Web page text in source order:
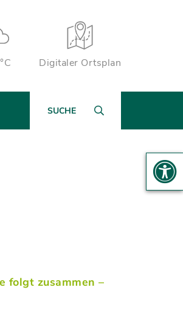
Digitaler Ortsplan
SUCHE
folgt zusammen –